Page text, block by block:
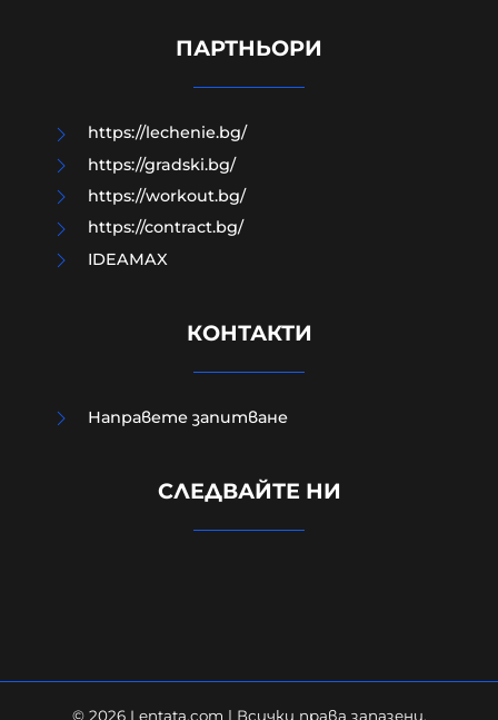
системи за ПВО
мястото на взрива на дрона
ПАРТНЬОРИ
https://lechenie.bg/
https://gradski.bg/
https://workout.bg/
https://contract.bg/
IDEAMAX
КОНТАКТИ
Направете запитване
СЛЕДВАЙТЕ НИ
© 2026 Lentata.com | Всички права запазени.